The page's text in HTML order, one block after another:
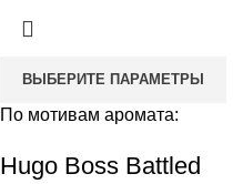
ВЫБЕРИТЕ ПАРАМЕТРЫ
По мотивам аромата:
Hugo Boss Battled